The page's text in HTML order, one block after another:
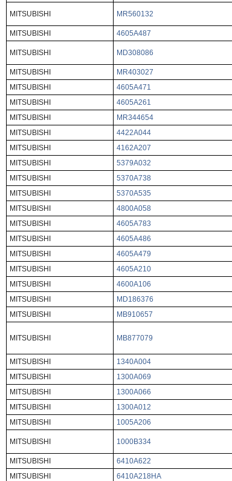
MITSUBISHI MR560132
MITSUBISHI
4605A487
MITSUBISHI MD308086
MITSUBISHI
MR403027
MITSUBISHI
4605A471
MITSUBISHI
4605A261
MITSUBISHI
MR344654
MITSUBISHI
4422A044
MITSUBISHI
4162A207
MITSUBISHI
5379A032
MITSUBISHI
5370A738
MITSUBISHI
5370A535
MITSUBISHI
4800A058
MITSUBISHI
4605A783
MITSUBISHI
4605A486
MITSUBISHI
4605A479
MITSUBISHI
4605A210
MITSUBISHI
4600A106
MITSUBISHI
MD186376
MITSUBISHI
MB910657
MITSUBISHI MB877079
MITSUBISHI
1340A004
MITSUBISHI
1300A069
MITSUBISHI
1300A066
MITSUBISHI
1300A012
MITSUBISHI
1005A206
MITSUBISHI 1000B334
MITSUBISHI
6410A622
MITSUBISHI
6410A218HA